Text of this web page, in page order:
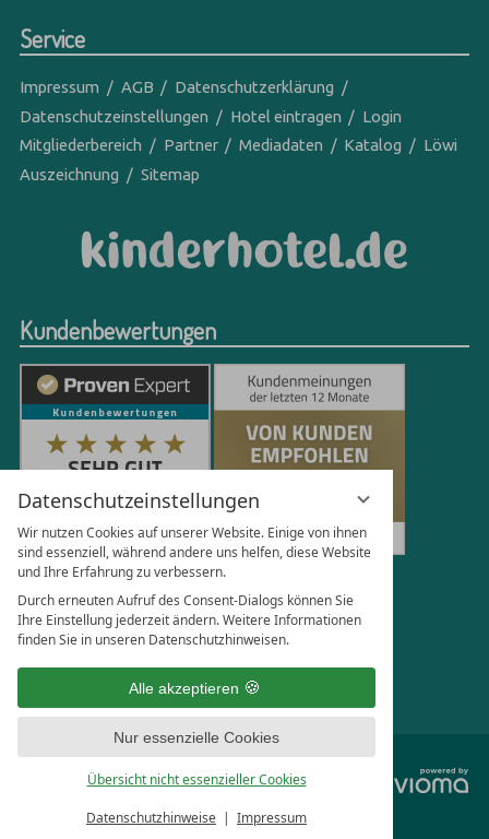
Datenschutzeinstellungen
Wir nutzen Cookies auf unserer Website. Einige von ihnen
sind essenziell, während andere uns helfen, diese Website
und Ihre Erfahrung zu verbessern.
Durch erneuten Aufruf des Consent-Dialogs können Sie
Ihre Einstellung jederzeit ändern. Weitere Informationen
finden Sie in unseren Datenschutzhinweisen.
Alle akzeptieren
Nur essenzielle Cookies
Übersicht nicht essenzieller Cookies
Datenschutzhinweise Impressum
Service
Impressum AGB
Datenschutzerklärung
Datenschutzeinstellungen
Hotel eintragen
Login
Mitgliederbereich
Partner Mediadaten Katalog
Löwi
Auszeichnung
Sitemap
Kundenbewertungen